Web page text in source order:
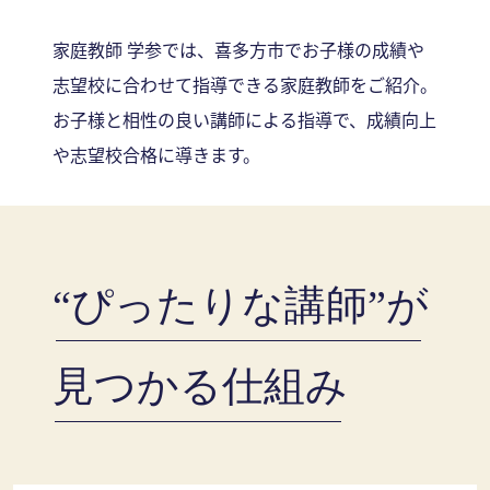
家庭教師 学参では、喜多方市でお子様の成績や
志望校に合わせて指導できる家庭教師をご紹介。
お子様と相性の良い講師による指導で、成績向上
や志望校合格に導きます。
“ぴったりな講師”が
見つかる仕組み